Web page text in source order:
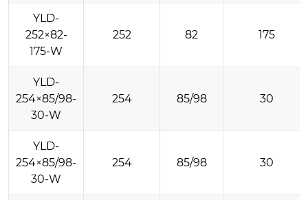
YLD-
252×82-
175-W
252 82 175
YLD-
254×85/98-
30-W
254 85/98 30
YLD-
254×85/98-
30-W
254 85/98 30